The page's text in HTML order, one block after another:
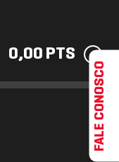
0,00 PTS
FALE CONOSCO